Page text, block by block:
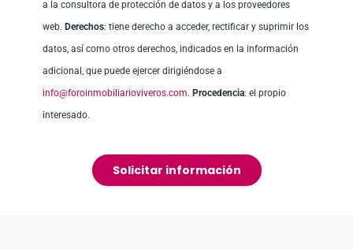
a la consultora de protección de datos y a los proveedores
web.Derechos: tiene derecho a acceder, rectificar y suprimir los
datos, así como otros derechos, indicados en la información
adicional, que puede ejercer dirigiéndose a
info@foroinmobiliarioviveros.com.Procedencia: el propio
interesado.
Solicitar información